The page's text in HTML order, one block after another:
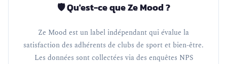
🛡️ Qu'est-ce que Ze Mood ?
Ze Mood est un label indépendant qui évalue la
satisfaction des adhérents de clubs de sport et bien-être.
Les données sont collectées via des enquêtes NPS